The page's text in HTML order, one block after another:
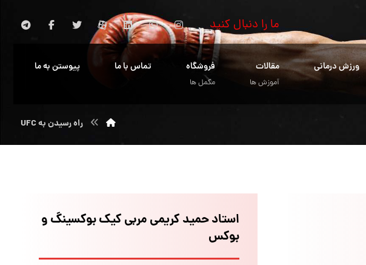
ما را دنبال کنید
ورزش درمانی مقالات
آموزش ها
فروشگاه
مکمل ها
تماس با ما پیوستن به ما
راه رسیدن به UFC
استاد حمید کریمی مربی کیک بوکسینگ و
بوکس